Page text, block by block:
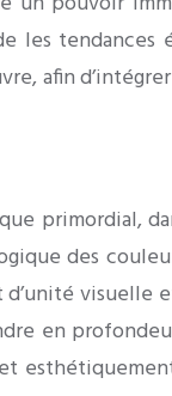
afin
primordial,
des
en